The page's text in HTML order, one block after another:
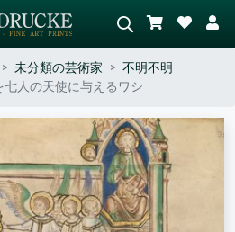
シーンを説明してください – 例：
緑の草原、赤の多い抽象画、暗い
油絵、木のそばの立ち姿のヌー
ド。
未分類の芸術家
不明不明
人の天使に与えるワシ